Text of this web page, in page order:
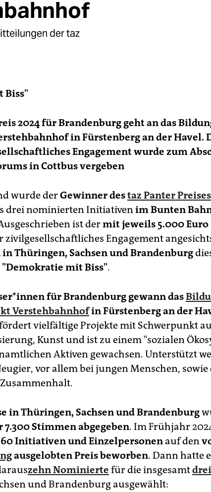
der taz
Biss"
2024 für Brandenburg geht an das
in Fürstenberg an der Havel.
Engagement wurde zum
in Cottbus vergeben
wurde derGewinner destaz Panter Preises
drei nominierten Initiativenim Bunten
ist dermit jeweils 5.000 Euro
zivilgesellschaftliches Engagement
Thüringen, Sachsen und Brandenburg
"Demokratie mit Biss".
für Brandenburg gewann das
Verstehbahnhofin Fürstenberg an der
vielfältige Projekte mit Schwerpunkt
Kunst und ist zu einem "sozialen
Aktiven gewachsen. Unterstützt
vor allem bei jungen Menschen, sowie
in Thüringen, Sachsen und Brandenburg
Stimmen abgegeben. Im Frühjahr
Initiativen und Einzelpersonenauf den
ausgelobten Preis beworben. Dann hatte
zehn Nominierte für die insgesamt
und Brandenburg ausgewählt: